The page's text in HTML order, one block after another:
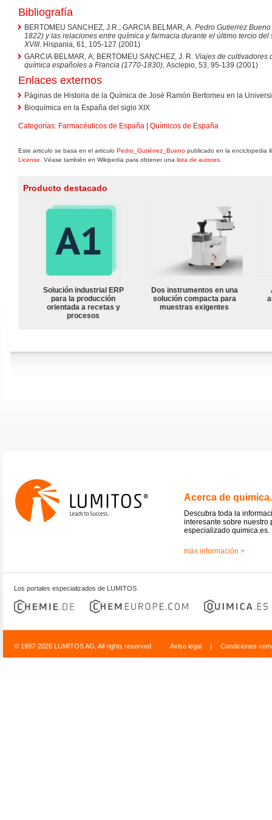
Bibliografía
BERTOMEU SANCHEZ, J.R.; GARCIA BELMAR, A. Pedro Gutierrez
1822) y las relaciones entre química y farmacia durante el último tercio del
XVIII. Hispania, 61, 105-127 (2001)
GARCIA BELMAR, A; BERTOMEU SANCHEZ, J. R. Viajes de cultivadores
química españoles a Francia (1770-1830), Asclepio, 53, 95-139 (2001)
Enlaces externos
Páginas de Historia de la Química de José Ramón Bertomeu en la
Bioquímica en la España del siglo XIX
Categorías: Farmacéuticos de España Químicos de España
Este articulo se basa en el articulo Pedro_Gutiérrez_Bueno publicado en la enciclopedia
License . Véase también en Wikipedia para obtener una lista de autores
Producto destacado
Solución industrial ERP
para la producción
orientada a recetas y
procesos
Dos instrumentos en una
solución compacta para
muestras exigentes
Acerca de
Descubra toda la
interesante sobre nuestro
especializado quimica.es.
más información >
Los portales especializados de LUMITOS
© 1997-2026 LUMITOS AG, All rights reserved Aviso legal | Condiciones